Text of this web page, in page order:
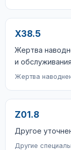
X38.5
Жертва
и обслуживания
Жертва
Z01.8
Другое
Другие